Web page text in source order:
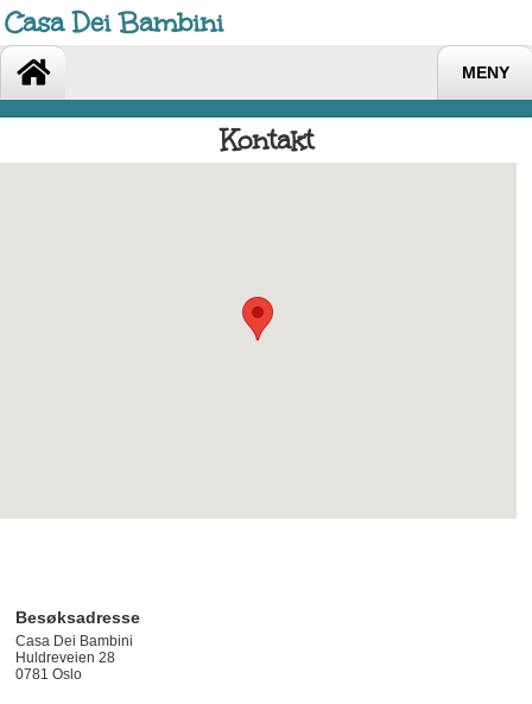
Casa Dei Bambini
MENY
Kontakt
Besøksadresse
Casa Dei Bambini
Huldreveien 28
0781Oslo